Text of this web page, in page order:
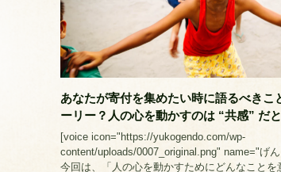
あなたが寄付を集めたい時に語るべきこ
ーリー？人の心を動かすのは “共感” だ
[voice icon="https://yukogendo.com/wp-
content/uploads/0007_original.png" name="げ
今回は、「人の心を動かすためにどんなことを